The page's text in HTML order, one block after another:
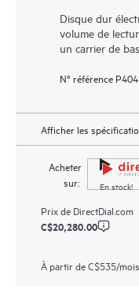
Disque dur
volume de
un carrier de
N° référence
Afficher les
Acheter
sur:
En stock!
Prix de DirectDial.com
C$20,280.00
À partir deC$535/